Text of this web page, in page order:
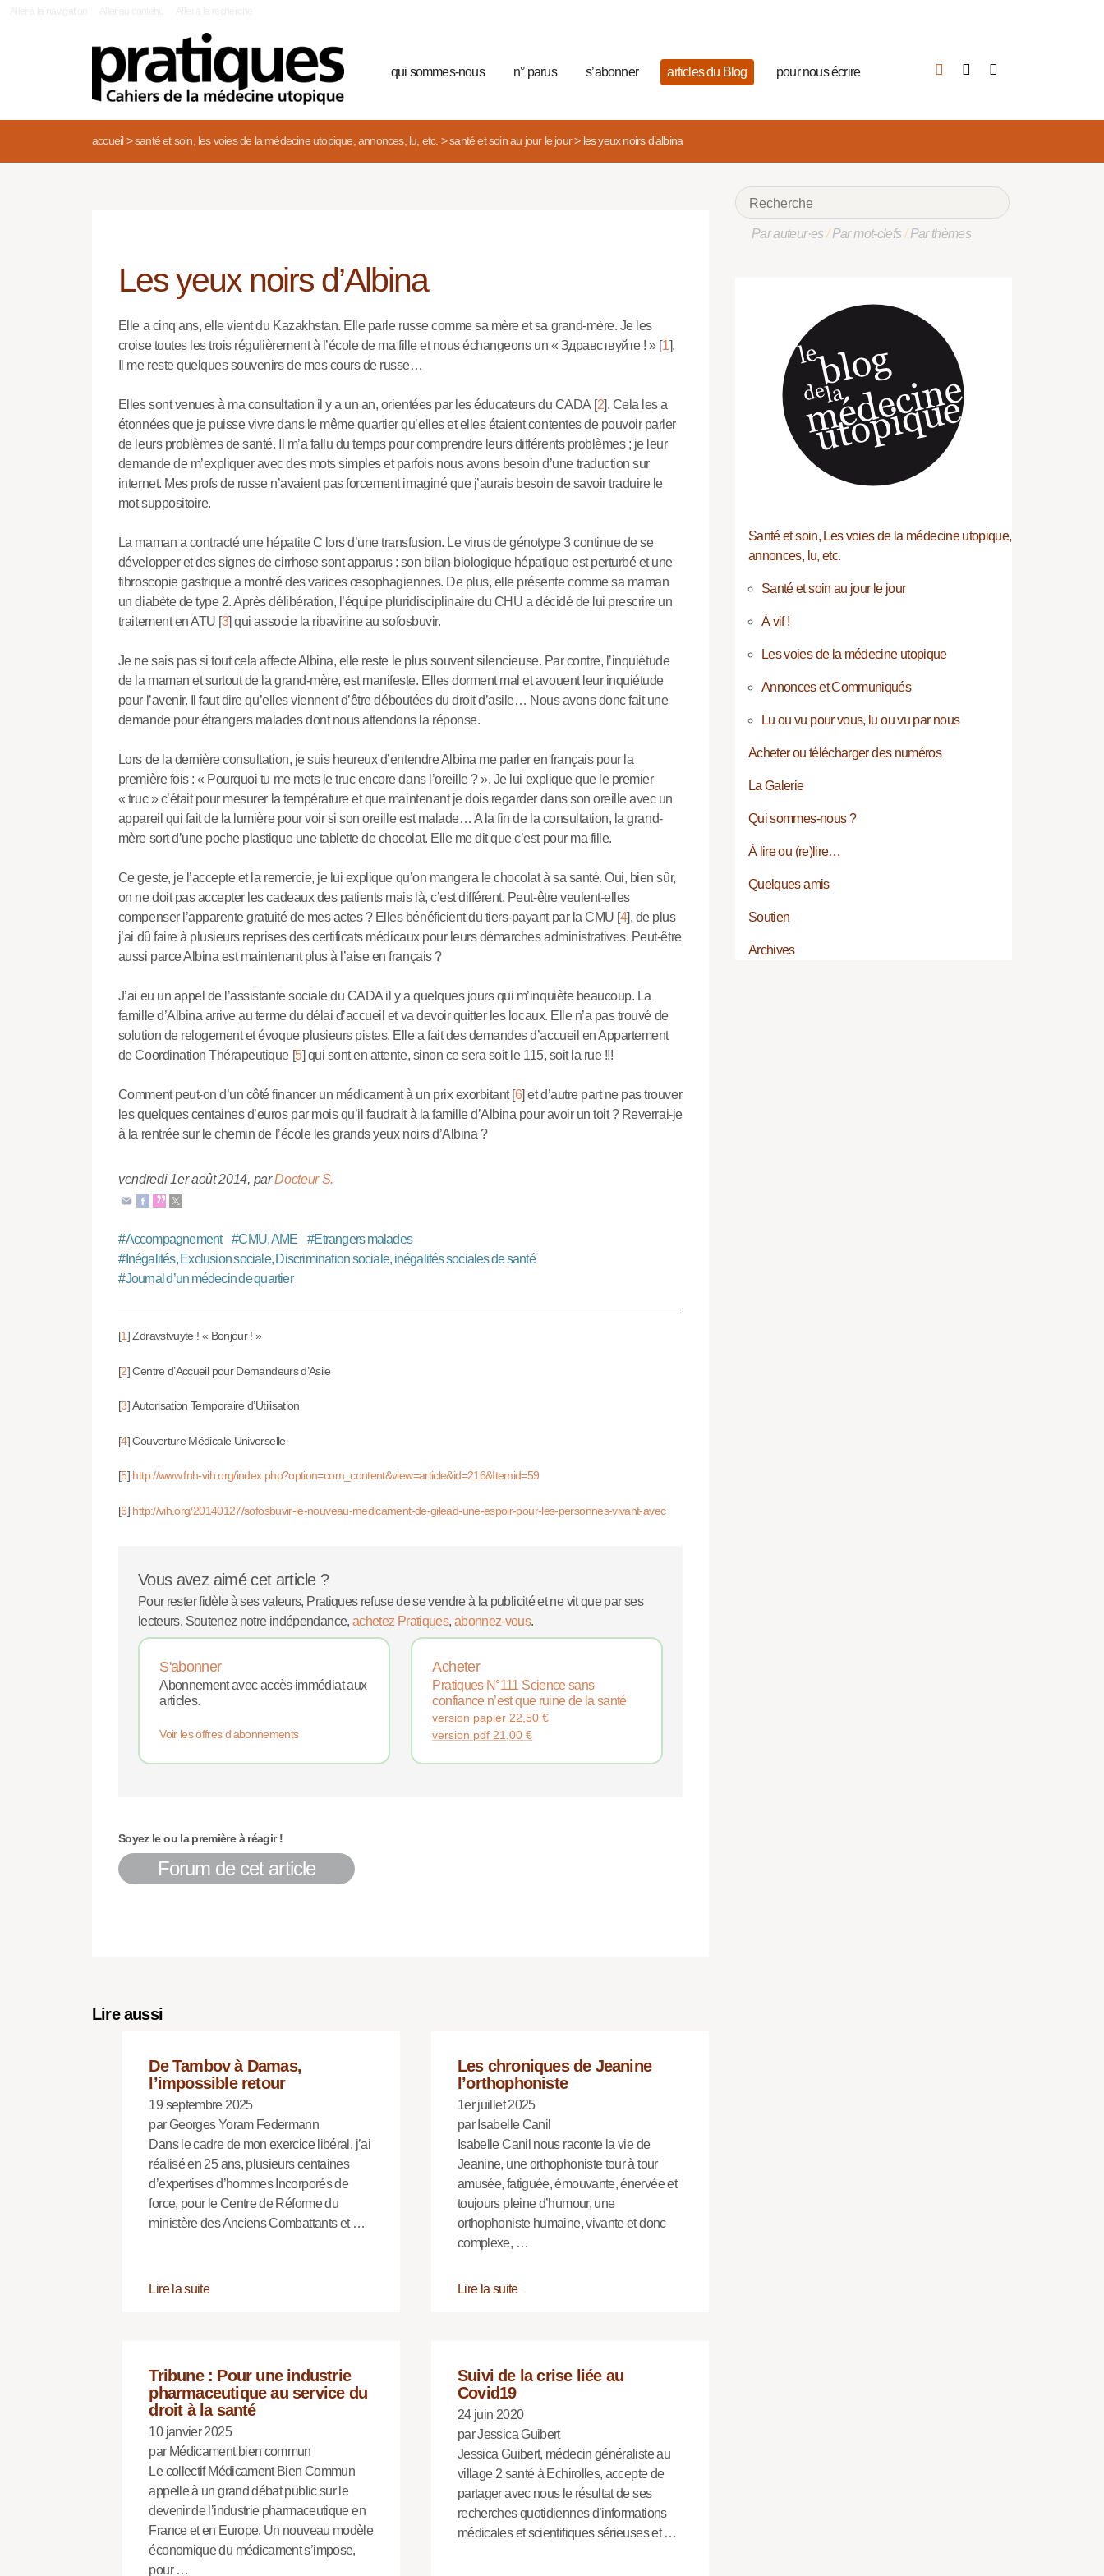
qui sommes-nous n° parus s’abonner articles du Blog pour nous écrire
accueil> santé et soin, les voies de la médecine utopique, annonces, lu, etc. > santé et soin au jour le jour> les yeux noirs d’albina
Les yeux noirs d’Albina
Elle a cinq ans, elle vient du Kazakhstan. Elle parle russe comme sa mère et sa grand-mère. Je les
croise toutes les trois régulièrement à l’école de ma fille et nous échangeons un « Здравствуйте ! »[1].
Il me reste quelques souvenirs de mes cours de russe…
Elles sont venues à ma consultation il y a un an, orientées par les éducateurs du CADA [2]. Cela les a
étonnées que je puisse vivre dans le même quartier qu’elles et elles étaient contentes de pouvoir parler
de leurs problèmes de santé. Il m’a fallu du temps pour comprendre leurs différents problèmes ; je leur
demande de m’expliquer avec des mots simples et parfois nous avons besoin d’une traduction sur
internet. Mes profs de russe n’avaient pas forcement imaginé que j’aurais besoin de savoir traduire le
mot suppositoire.
La maman a contracté une hépatite C lors d’une transfusion. Le virus de génotype 3 continue de se
développer et des signes de cirrhose sont apparus : son bilan biologique hépatique est perturbé et une
fibroscopie gastrique a montré des varices œsophagiennes. De plus, elle présente comme sa maman
un diabète de type 2. Après délibération, l’équipe pluridisciplinaire du CHU a décidé de lui prescrire un
traitement en ATU [3] qui associe la ribavirine au sofosbuvir.
Je ne sais pas si tout cela affecte Albina, elle reste le plus souvent silencieuse. Par contre, l’inquiétude
de la maman et surtout de la grand-mère, est manifeste. Elles dorment mal et avouent leur inquiétude
pour l’avenir. Il faut dire qu’elles viennent d’être déboutées du droit d’asile… Nous avons donc fait une
demande pour étrangers malades dont nous attendons la réponse.
Lors de la dernière consultation, je suis heureux d’entendre Albina me parler en français pour la
première fois : « Pourquoi tu me mets le truc encore dans l’oreille ? ». Je lui explique que le premier
« truc » c’était pour mesurer la température et que maintenant je dois regarder dans son oreille avec un
appareil qui fait de la lumière pour voir si son oreille est malade… A la fin de la consultation, la grand-
mère sort d’une poche plastique une tablette de chocolat. Elle me dit que c’est pour ma fille.
Ce geste, je l’accepte et la remercie, je lui explique qu’on mangera le chocolat à sa santé. Oui, bien sûr,
on ne doit pas accepter les cadeaux des patients mais là, c’est différent. Peut-être veulent-elles
compenser l’apparente gratuité de mes actes ? Elles bénéficient du tiers-payant par la CMU [4], de plus
j’ai dû faire à plusieurs reprises des certificats médicaux pour leurs démarches administratives. Peut-être
aussi parce Albina est maintenant plus à l’aise en français ?
J’ai eu un appel de l’assistante sociale du CADA il y a quelques jours qui m’inquiète beaucoup. La
famille d’Albina arrive au terme du délai d’accueil et va devoir quitter les locaux. Elle n’a pas trouvé de
solution de relogement et évoque plusieurs pistes. Elle a fait des demandes d’accueil en Appartement
de Coordination Thérapeutique [5] qui sont en attente, sinon ce sera soit le 115, soit la rue !!!
Comment peut-on d’un côté financer un médicament à un prix exorbitant[6] et d’autre part ne pas trouver
les quelques centaines d’euros par mois qu’il faudrait à la famille d’Albina pour avoir un toit ? Reverrai-je
à la rentrée sur le chemin de l’école les grands yeux noirs d’Albina ?
vendredi 1er août 2014, parDocteur S.
#Accompagnement #CMU, AME #Etrangers malades
#Inégalités, Exclusion sociale, Discrimination sociale, inégalités sociales de santé
#Journal d’un médecin de quartier
[1]Zdravstvuyte ! « Bonjour ! »
[2]Centre d’Accueil pour Demandeurs d’Asile
[3]Autorisation Temporaire d’Utilisation
[4]Couverture Médicale Universelle
[5] http://www.fnh-vih.org/index.php?option=com_content&view=article&id=216&Itemid=59
[6] http://vih.org/20140127/sofosbuvir-le-nouveau-medicament-de-gilead-une-espoir-pour-les-personnes-vivant-avec
Vous avez aimé cet article ?
Pour rester fidèle à ses valeurs, Pratiques refuse de se vendre à la publicité et ne vit que par ses
lecteurs. Soutenez notre indépendance, achetez Pratiques, abonnez-vous.
S'abonner
Abonnement avec accès immédiat aux
articles.
Voir les offres d'abonnements
Acheter
Pratiques N°111 Science sans
confiance n’est que ruine de la santé
version papier22,50€
version pdf21,00€
Soyez le ou la première à réagir !
Forum de cet article
Lire aussi
De Tambov à Damas,
l’impossible retour
19 septembre 2025
par Georges Yoram Federmann
Dans le cadre de mon exercice libéral, j’ai
réalisé en 25 ans, plusieurs centaines
d’expertises d’hommes Incorporés de
force, pour le Centre de Réforme du
ministère des Anciens Combattants et …
Lire la suite
Les chroniques de Jeanine
l’orthophoniste
1er juillet 2025
par Isabelle Canil
Isabelle Canil nous raconte la vie de
Jeanine, une orthophoniste tour à tour
amusée, fatiguée, émouvante, énervée et
toujours pleine d’humour, une
orthophoniste humaine, vivante et donc
complexe, …
Lire la suite
Tribune : Pour une industrie
pharmaceutique au service du
droit à la santé
10 janvier 2025
par Médicament bien commun
Le collectif Médicament Bien Commun
appelle à un grand débat public sur le
devenir de l’industrie pharmaceutique en
France et en Europe. Un nouveau modèle
économique du médicament s’impose,
pour …
Suivi de la crise liée au
Covid19
24 juin 2020
par Jessica Guibert
Jessica Guibert, médecin généraliste au
village 2 santé à Echirolles, accepte de
partager avec nous le résultat de ses
recherches quotidiennes d’informations
médicales et scientifiques sérieuses et …
Par auteur·es/Par mot-clefs/Par thèmes
Santé et soin, Les voies de la médecine utopique,
annonces, lu, etc.
Santé et soin au jour le jour
À vif !
Les voies de la médecine utopique
Annonces et Communiqués
Lu ou vu pour vous, lu ou vu par nous
Acheter ou télécharger des numéros
La Galerie
Qui sommes-nous ?
À lire ou (re)lire…
Quelques amis
Soutien
Archives